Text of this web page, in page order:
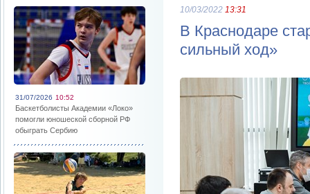
31/07/2026 10:52
Баскетболисты Академии «Локо»
помогли юношеской сборной РФ
обыграть Сербию
10/03/2022 13:31
В Краснодаре
сильный ход»